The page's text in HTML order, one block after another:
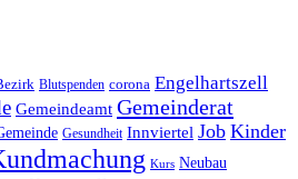
Blutspenden corona Engelhartszell
Gemeindeamt Gemeinderat
Gesundheit Innviertel Job Kinder
Kurs Neubau